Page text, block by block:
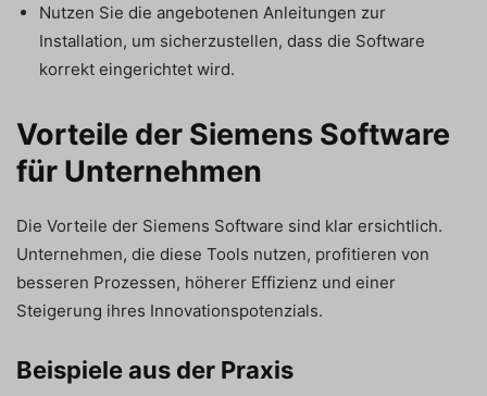
Nutzen Sie die angebotenen Anleitungen zur
Installation, um sicherzustellen, dass die Software
korrekt eingerichtet wird.
Vorteile der Siemens Software
für Unternehmen
Die Vorteile der Siemens Software sind klar ersichtlich.
Unternehmen, die diese Tools nutzen, profitieren von
besseren Prozessen, höherer Effizienz und einer
Steigerung ihres Innovationspotenzials.
Beispiele aus der Praxis